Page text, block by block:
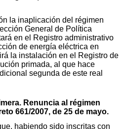
la inaplicación del régimen
General de Política
en el Registro administrativo
de energía eléctrica en
la instalación en el Registro de
primada, al que hace
segunda de este real
Renuncia al régimen
661/2007, de 25 de mayo.
habiendo sido inscritas con